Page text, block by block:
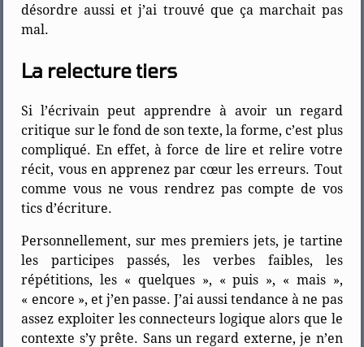
désordre aussi et j’ai trouvé que ça marchait pas
mal.
La relecture tiers
Si l’écrivain peut apprendre à avoir un regard
critique sur le fond de son texte, la forme, c’est plus
compliqué. En effet, à force de lire et relire votre
récit, vous en apprenez par cœur les erreurs. Tout
comme vous ne vous rendrez pas compte de vos
tics d’écriture.
Personnellement, sur mes premiers jets, je tartine
les participes passés, les verbes faibles, les
répétitions, les « quelques », « puis », « mais »,
« encore », et j’en passe. J’ai aussi tendance à ne pas
assez exploiter les connecteurs logique alors que le
contexte s’y prête. Sans un regard externe, je n’en